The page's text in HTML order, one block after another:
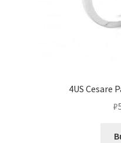
4US Cesare
₽